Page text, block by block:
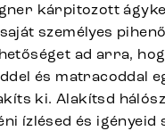
kárpitozott
személyes
ad arra,
és matracoddal
ki. Alakítsd
ízlésed és igényeid